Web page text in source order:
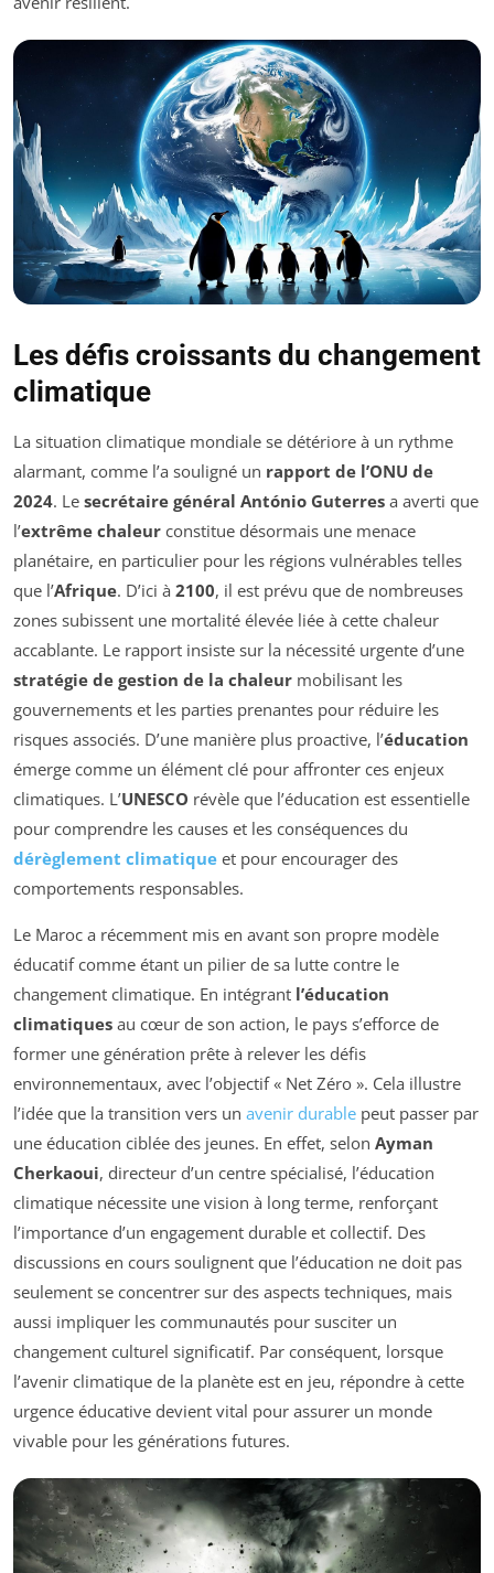
Les défis croissants du changement
climatique
La situation climatique mondiale se détériore à un rythme
alarmant, comme l’a souligné un rapport de l’ONU de
2024. Le secrétaire général António Guterres a averti que
l’extrême chaleur constitue désormais une menace
planétaire, en particulier pour les régions vulnérables telles
que l’Afrique. D’ici à 2100, il est prévu que de nombreuses
zones subissent une mortalité élevée liée à cette chaleur
accablante. Le rapport insiste sur la nécessité urgente d’une
stratégie de gestion de la chaleur mobilisant les
gouvernements et les parties prenantes pour réduire les
risques associés. D’une manière plus proactive, l’éducation
émerge comme un élément clé pour affronter ces enjeux
climatiques. L’UNESCO révèle que l’éducation est essentielle
pour comprendre les causes et les conséquences du
dérèglement climatique et pour encourager des
comportements responsables.
Le Maroc a récemment mis en avant son propre modèle
éducatif comme étant un pilier de sa lutte contre le
changement climatique. En intégrant l’éducation
climatiques au cœur de son action, le pays s’efforce de
former une génération prête à relever les défis
environnementaux, avec l’objectif « Net Zéro ». Cela illustre
l’idée que la transition vers un avenir durable peut passer par
une éducation ciblée des jeunes. En effet, selon Ayman
Cherkaoui, directeur d’un centre spécialisé, l’éducation
climatique nécessite une vision à long terme, renforçant
l’importance d’un engagement durable et collectif. Des
discussions en cours soulignent que l’éducation ne doit pas
seulement se concentrer sur des aspects techniques, mais
aussi impliquer les communautés pour susciter un
changement culturel significatif. Par conséquent, lorsque
l’avenir climatique de la planète est en jeu, répondre à cette
urgence éducative devient vital pour assurer un monde
vivable pour les générations futures.